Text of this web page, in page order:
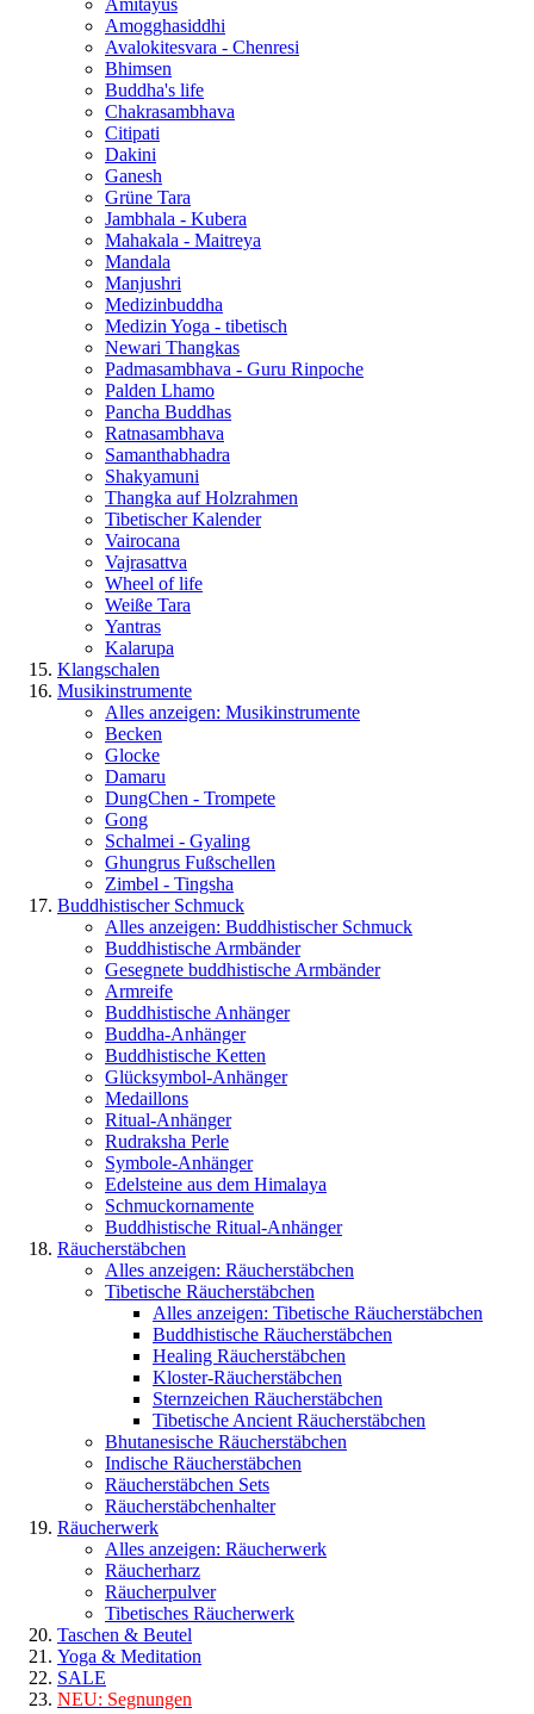
Amitayus
Amogghasiddhi
Avalokitesvara - Chenresi
Bhimsen
Buddha's life
Chakrasambhava
Citipati
Dakini
Ganesh
Grüne Tara
Jambhala - Kubera
Mahakala - Maitreya
Mandala
Manjushri
Medizinbuddha
Medizin Yoga - tibetisch
Newari Thangkas
Padmasambhava - Guru Rinpoche
Palden Lhamo
Pancha Buddhas
Ratnasambhava
Samanthabhadra
Shakyamuni
Thangka auf Holzrahmen
Tibetischer Kalender
Vairocana
Vajrasattva
Wheel of life
Weiße Tara
Yantras
Kalarupa
Klangschalen
Musikinstrumente
Alles anzeigen: Musikinstrumente
Becken
Glocke
Damaru
DungChen - Trompete
Gong
Schalmei - Gyaling
Ghungrus Fußschellen
Zimbel - Tingsha
Buddhistischer Schmuck
Alles anzeigen: Buddhistischer Schmuck
Buddhistische Armbänder
Gesegnete buddhistische Armbänder
Armreife
Buddhistische Anhänger
Buddha-Anhänger
Buddhistische Ketten
Glücksymbol-Anhänger
Medaillons
Ritual-Anhänger
Rudraksha Perle
Symbole-Anhänger
Edelsteine aus dem Himalaya
Schmuckornamente
Buddhistische Ritual-Anhänger
Räucherstäbchen
Alles anzeigen: Räucherstäbchen
Tibetische Räucherstäbchen
Alles anzeigen: Tibetische Räucherstäbchen
Buddhistische Räucherstäbchen
Healing Räucherstäbchen
Kloster-Räucherstäbchen
Sternzeichen Räucherstäbchen
Tibetische Ancient Räucherstäbchen
Bhutanesische Räucherstäbchen
Indische Räucherstäbchen
Räucherstäbchen Sets
Räucherstäbchenhalter
Räucherwerk
Alles anzeigen: Räucherwerk
Räucherharz
Räucherpulver
Tibetisches Räucherwerk
Taschen & Beutel
Yoga & Meditation
SALE
NEU: Segnungen